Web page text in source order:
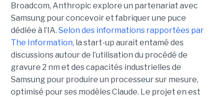
Broadcom, Anthropic explore un partenariat avec
Samsung pour concevoir et fabriquer une puce
dédiée à l’IA. Selon des informations rapportées par
The Information, la start-up aurait entamé des
discussions autour de l’utilisation du procédé de
gravure 2 nm et des capacités industrielles de
Samsung pour produire un processeur sur mesure,
optimisé pour ses modèles Claude. Le projet en est